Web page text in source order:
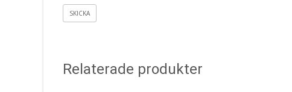
Relaterade produkter